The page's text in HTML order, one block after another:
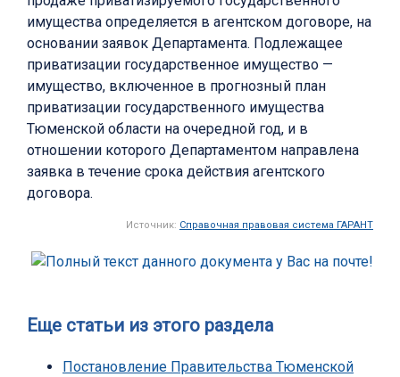
имущества определяется в агентском договоре, на
основании заявок Департамента. Подлежащее
приватизации государственное имущество —
имущество, включенное в прогнозный план
приватизации государственного имущества
Тюменской области на очередной год, и в
отношении которого Департаментом направлена
заявка в течение срока действия агентского
договора.
Источник: Справочная правовая система ГАРАНТ
Еще статьи из этого раздела
Постановление Правительства Тюменской